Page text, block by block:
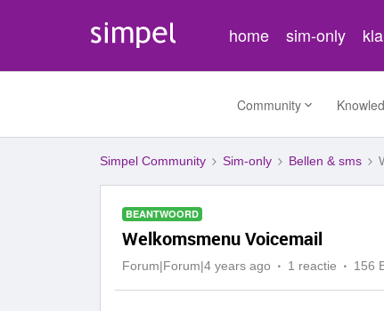
home sim-only
Community
Simpel Community Sim-only Bellen & sms
BEANTWOORD
Welkomsmenu Voicemail
Forum|Forum|4 years ago 1 reactie 156